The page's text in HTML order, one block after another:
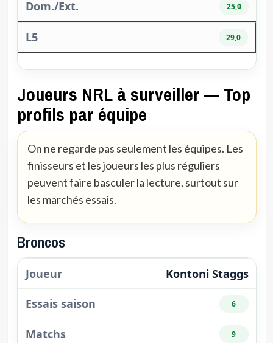
25,0
29,0
Joueurs NRL à surveiller — Top
profils par équipe
On ne regarde pas seulement les équipes. Les
finisseurs et les joueurs les plus réguliers
peuvent faire basculer la lecture, surtout sur
les marchés essais.
Broncos
Kontoni Staggs
6
9